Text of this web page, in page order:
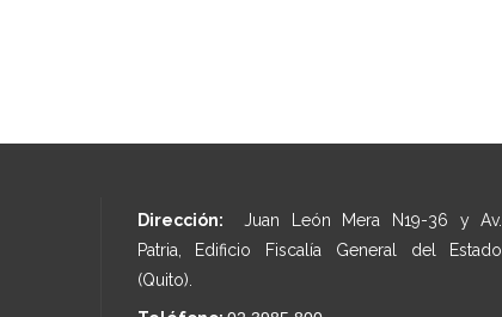
Dirección: Juan León Mera N19-36 y Av.
Patria, Edificio Fiscalía General del Estado
(Quito).